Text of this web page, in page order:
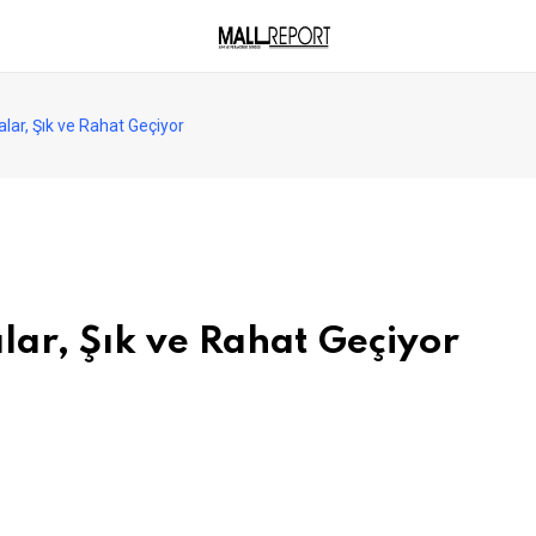
Şık ve Rahat Geçiyor
Şık ve Rahat Geçiyor